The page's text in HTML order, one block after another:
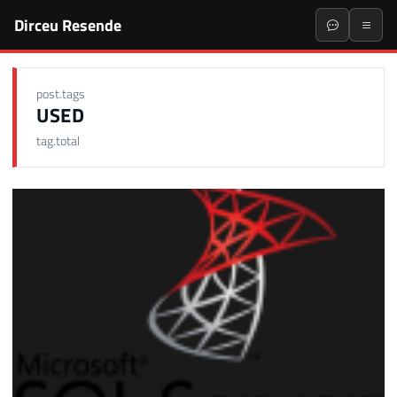
Dirceu Resende
post.tags
USED
tag.total